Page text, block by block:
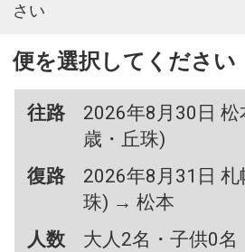
さい
便を選択してください
往路
2026年8月30日
歳・丘珠)
復路
2026年8月31日 札
珠) → 松本
人数
大人2名・子供0名